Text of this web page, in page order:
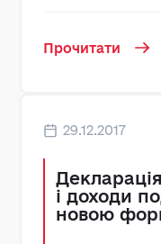
Прочитати
29.12.2017
і доходи
новою